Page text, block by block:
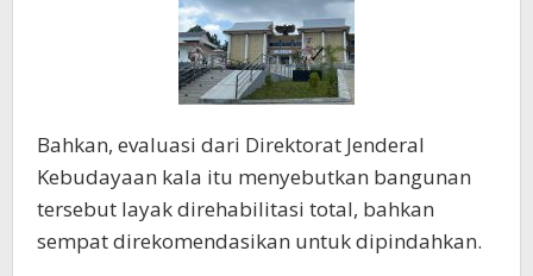
Bahkan, evaluasi dari Direktorat Jenderal
Kebudayaan kala itu menyebutkan bangunan
tersebut layak direhabilitasi total, bahkan
sempat direkomendasikan untuk dipindahkan.